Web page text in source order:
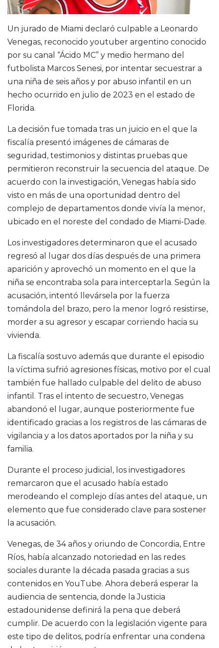
Un jurado de Miami declaró culpable a Leonardo
Venegas, reconocido youtuber argentino conocido
por su canal “Ácido MC” y medio hermano del
futbolista Marcos Senesi, por intentar secuestrar a
una niña de seis años y por abuso infantil en un
hecho ocurrido en julio de 2023 en el estado de
Florida.
La decisión fue tomada tras un juicio en el que la
fiscalía presentó imágenes de cámaras de
seguridad, testimonios y distintas pruebas que
permitieron reconstruir la secuencia del ataque. De
acuerdo con la investigación, Venegas había sido
visto en más de una oportunidad dentro del
complejo de departamentos donde vivía la menor,
ubicado en el noreste del condado de Miami-Dade.
Los investigadores determinaron que el acusado
regresó al lugar dos días después de una primera
aparición y aprovechó un momento en el que la
niña se encontraba sola para interceptarla. Según la
acusación, intentó llevársela por la fuerza
tomándola del brazo, pero la menor logró resistirse,
morder a su agresor y escapar corriendo hacia su
vivienda.
La fiscalía sostuvo además que durante el episodio
la víctima sufrió agresiones físicas, motivo por el cual
también fue hallado culpable del delito de abuso
infantil. Tras el intento de secuestro, Venegas
abandonó el lugar, aunque posteriormente fue
identificado gracias a los registros de las cámaras de
vigilancia y a los datos aportados por la niña y su
familia.
Durante el proceso judicial, los investigadores
remarcaron que el acusado había estado
merodeando el complejo días antes del ataque, un
elemento que fue considerado clave para sostener
la acusación.
Venegas, de 34 años y oriundo de Concordia, Entre
Ríos, había alcanzado notoriedad en las redes
sociales durante la década pasada gracias a sus
contenidos en YouTube. Ahora deberá esperar la
audiencia de sentencia, donde la Justicia
estadounidense definirá la pena que deberá
cumplir. De acuerdo con la legislación vigente para
este tipo de delitos, podría enfrentar una condena